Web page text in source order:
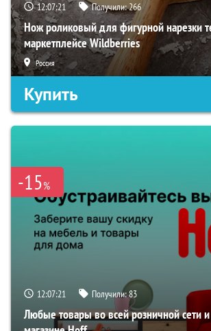
12:07:19 Получили:266
Нож роликовый для фигурной нарезки
маркетплейсе Wildberries
Россия
Купить
-15%
12:07:19 Получили:83
Любые товары во всей розничной сети